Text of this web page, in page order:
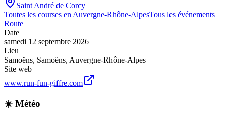
Saint André de Corcy
Toutes les courses en Auvergne-Rhône-AlpesTous les événements
Route
Date
samedi 12 septembre 2026
Lieu
Samoëns, Samoëns, Auvergne-Rhône-Alpes
Site web
www.run-fun-giffre.com
☀️ Météo